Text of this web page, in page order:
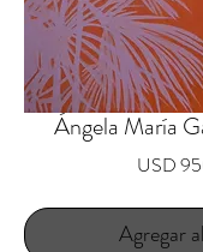
Ángela María
USD
Agregar